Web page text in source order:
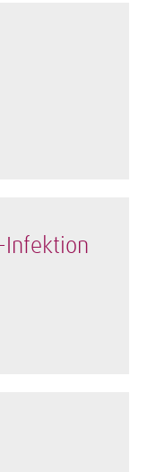
Infektion